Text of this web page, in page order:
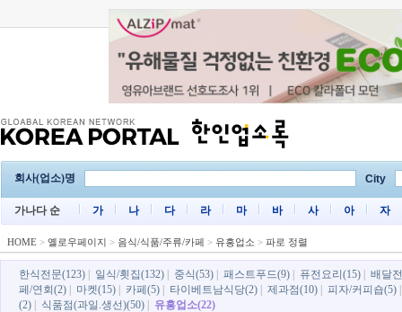
회사(업소)명 City
가나다 순 가 나 다 라 마 바 사 아 자
HOME > 옐로우페이지 > 음식/식품/주류/카페 > 유흥업소 > 파로 정렬
한식전문(123) 일식/횟집(132) 중식(53) 패스트푸드(9) 퓨전요리(15)
배달
페/연회(2)
마켓(15) 카페(5) 타이베트남식당(2) 제과점(10) 피자/커피숍(5)
(2)
식품점(과일.생선)(50) 유흥업소(22)